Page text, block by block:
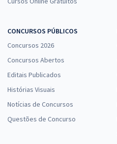
CONCURSOS PÚBLICOS
Concursos 2026
Concursos Abertos
Editais Publicados
Histórias Visuais
Notícias de Concursos
Questões de Concurso